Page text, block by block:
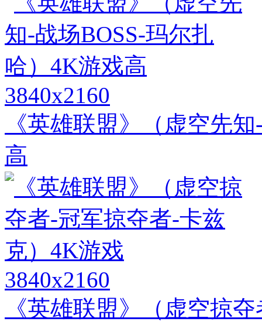
3840x2160
《英雄联盟》（虚空先
高
3840x2160
《英雄联盟》（虚空掠